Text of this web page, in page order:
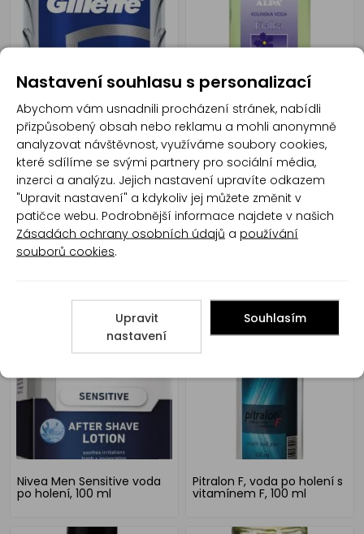
Gillette voda po holení
Series Arctic Ice, 100 ml
Alpa Fialka kolínská voda,
50 ml
holení, 100 ml 50 ml
Nivea Men Sensitive voda
po holení, 100 ml
Pitralon F, voda po holení s
vitamínem F, 100 ml
Nastavení souhlasu s personalizací
Abychom vám usnadnili procházení stránek, nabídli
přizpůsobený obsah nebo reklamu a mohli anonymně
analyzovat návštěvnost, využíváme soubory cookies,
které sdílíme se svými partnery pro sociální média,
inzerci a analýzu. Jejich nastavení upravíte odkazem
"Upravit nastavení" a kdykoliv jej můžete změnit v
patičce webu. Podrobnější informace najdete v našich
Zásadách ochrany osobních údajů a používání
souborů cookies.
Upravit
nastavení
Souhlasím